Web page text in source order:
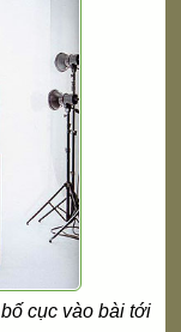
cục vào bài tới